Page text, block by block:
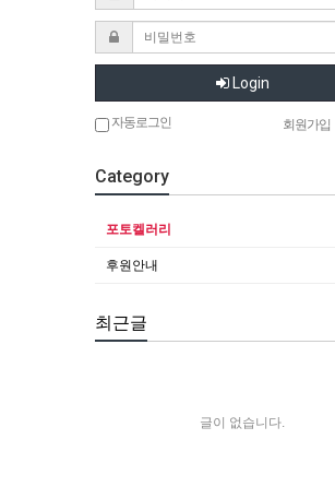
Login
자동로그인 회원가입
Category
포토켈러리
후원안내
최근글
글이 없습니다.